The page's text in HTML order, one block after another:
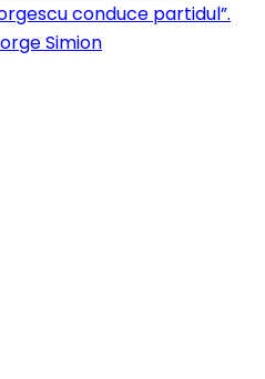
conduce partidul”.
Simion